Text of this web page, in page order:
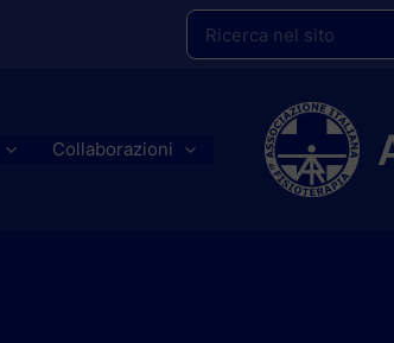
Ricerca
per:
Collaborazioni